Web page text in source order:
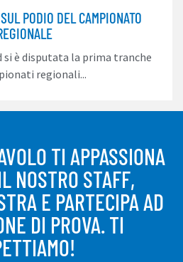
PODIO DEL CAMPIONATO
si è disputata la prima tranche
regionali...
TI APPASSIONA
NOSTRO STAFF,
E PARTECIPA AD
DI PROVA. TI